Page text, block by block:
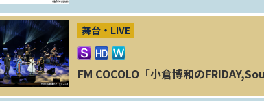
舞台・LIVE
FM COCOLO「小倉博和の